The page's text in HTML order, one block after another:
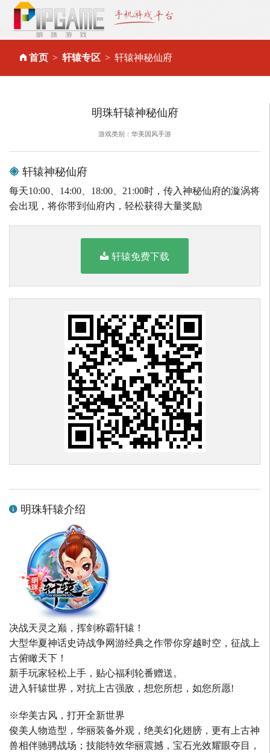
首页 轩辕专区 轩辕神秘仙府
明珠轩辕神秘仙府
游戏类别：华美国风手游
轩辕神秘仙府
每天10:00、14:00、18:00、21:00时，传入神秘仙府的漩涡将
会出现，将你带到仙府内，轻松获得大量奖励
轩辕免费下载
明珠轩辕介绍
决战天灵之巅，挥剑称霸轩辕！
大型华夏神话史诗战争网游经典之作带你穿越时空，征战上
古俯瞰天下！
新手玩家轻松上手，贴心福利轮番赠送。
进入轩辕世界，对抗上古强敌，想您所想，如您所愿!
※华美古风，打开全新世界
俊美人物造型，华丽装备外观，绝美幻化翅膀，更有上古神
兽相伴驰骋战场；技能特效华丽震撼，宝石光效耀眼夺目，